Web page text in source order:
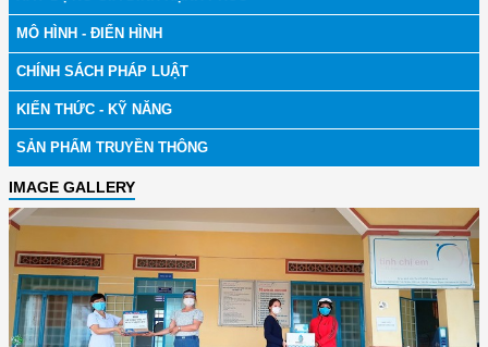
MÔ HÌNH - ĐIỂN HÌNH
CHÍNH SÁCH PHÁP LUẬT
KIẾN THỨC - KỸ NĂNG
SẢN PHẨM TRUYỀN THÔNG
IMAGE GALLERY